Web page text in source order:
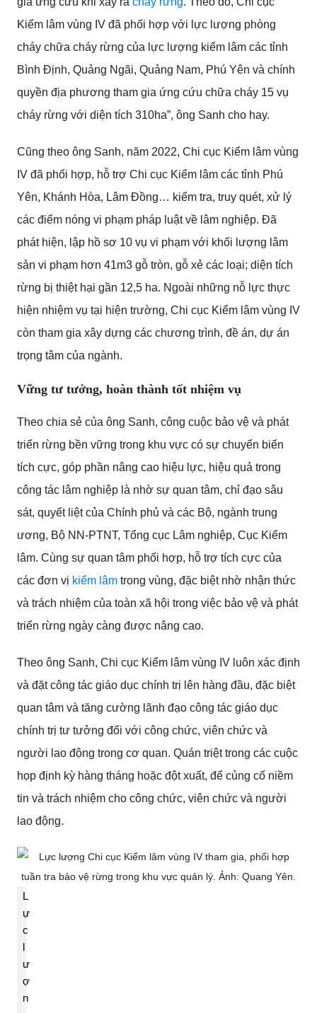
Kiểm lâm vùng IV đã phối hợp với lực lượng phòng
cháy chữa cháy rừng của lực lượng kiểm lâm các tỉnh
Bình Định, Quảng Ngãi, Quảng Nam, Phú Yên và chính
quyền địa phương tham gia ứng cứu chữa cháy 15 vụ
cháy rừng với diện tích 310ha”, ông Sanh cho hay.
Cũng theo ông Sanh, năm 2022, Chi cục Kiểm lâm vùng
IV đã phối hợp, hỗ trợ Chi cục Kiểm lâm các tỉnh Phú
Yên, Khánh Hòa, Lâm Đồng… kiểm tra, truy quét, xử lý
các điểm nóng vi phạm pháp luật về lâm nghiệp. Đã
phát hiện, lập hồ sơ 10 vụ vi phạm với khối lượng lâm
sản vi phạm hơn 41m3 gỗ tròn, gỗ xẻ các loại; diện tích
rừng bị thiệt hại gần 12,5 ha. Ngoài những nỗ lực thực
hiện nhiệm vụ tại hiện trường, Chi cục Kiểm lâm vùng IV
còn tham gia xây dựng các chương trình, đề án, dự án
trọng tâm của ngành.
Vững tư tưởng, hoàn thành tốt nhiệm vụ
Theo chia sẻ của ông Sanh, công cuộc bảo vệ và phát
triển rừng bền vững trong khu vực có sự chuyển biến
tích cực, góp phần nâng cao hiệu lực, hiệu quả trong
công tác lâm nghiệp là nhờ sự quan tâm, chỉ đạo sâu
sát, quyết liệt của Chính phủ và các Bộ, ngành trung
ương, Bộ NN-PTNT, Tổng cục Lâm nghiệp, Cục Kiểm
lâm. Cùng sự quan tâm phối hợp, hỗ trợ tích cực của
các đơn vị kiểm lâm trong vùng, đặc biệt nhờ nhận thức
và trách nhiệm của toàn xã hội trong việc bảo vệ và phát
triển rừng ngày càng được nâng cao.
Theo ông Sanh, Chi cục Kiểm lâm vùng IV luôn xác định
và đặt công tác giáo dục chính trị lên hàng đầu, đặc biệt
quan tâm và tăng cường lãnh đạo công tác giáo dục
chính trị tư tưởng đối với công chức, viên chức và
người lao động trong cơ quan. Quán triệt trong các cuộc
họp định kỳ hàng tháng hoặc đột xuất, để củng cố niềm
tin và trách nhiệm cho công chức, viên chức và người
lao động.
L
ự
c
l
ư
ợ
n